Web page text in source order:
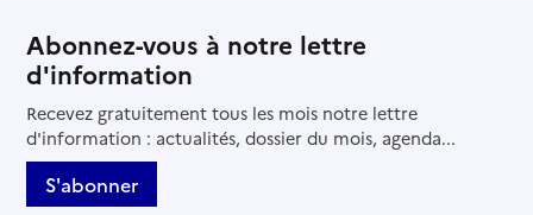
Abonnez-vous à notre lettre
d'information
Recevez gratuitement tous les mois notre lettre
d'information : actualités, dossier du mois, agenda...
S'abonner